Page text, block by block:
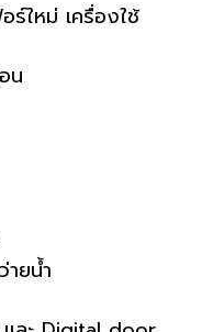
ใหม่ เครื่องใช้
น
ายน้ำ